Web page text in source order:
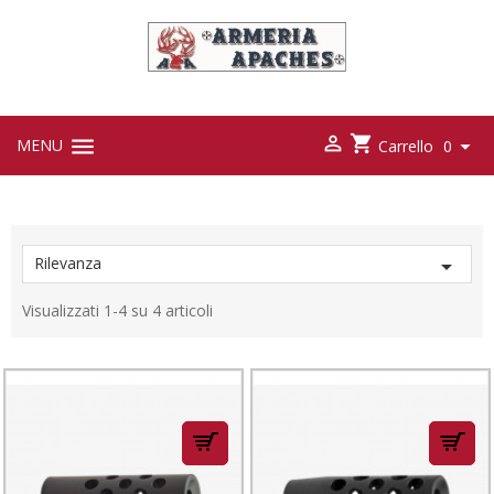
MENU   Carrello 0 

Rilevanza 
Visualizzati 1-4 su 4 articoli